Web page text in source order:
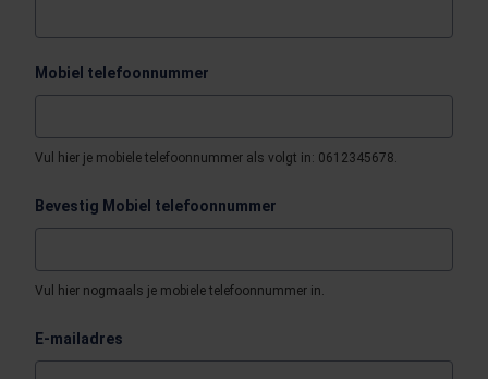
Mobiel telefoonnummer
Vul hier je mobiele telefoonnummer als volgt in: 0612345678.
Bevestig Mobiel telefoonnummer
Vul hier nogmaals je mobiele telefoonnummer in.
E-mailadres